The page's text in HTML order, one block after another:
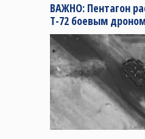
ВАЖНО: Пентагон
Т-72 боевым